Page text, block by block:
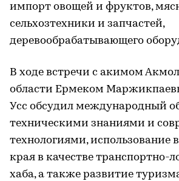
импорт овощей и фруктов,
сельхозтехники и запчастей,
деревообрабатывающего
В ходе встречи с акимом
области Ермеком
Усс обсудил международный
техническими знаниями и
технологиями, использование
края в качестве транспортно-
хаба, а также развитие